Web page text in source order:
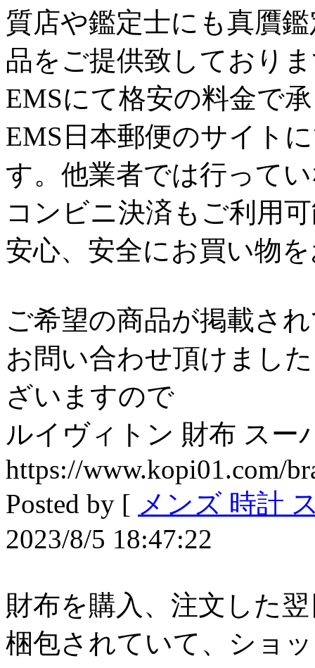
質店や鑑定士にも真贋
品をご提供致しており
EMSにて格安の料金で
EMS日本郵便のサイト
す。他業者では行って
コンビニ決済もご利用
安心、安全にお買い物
ご希望の商品が掲載さ
お問い合わせ頂けまし
ざいますので
ルイヴィトン 財布 スー
https://www.kopi01.com/
Posted by [ メンズ 時計
2023/8/5 18:47:22
財布を購入、注文した
梱包されていて、ショ